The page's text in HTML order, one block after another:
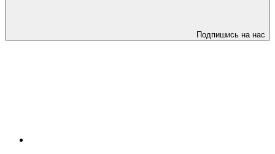
Подпишись на нас